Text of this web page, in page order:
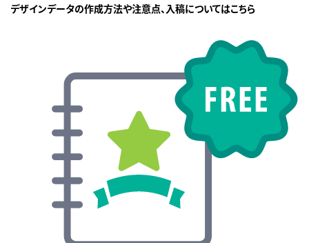
デザインデータの作成方法や注意点、入稿についてはこちら